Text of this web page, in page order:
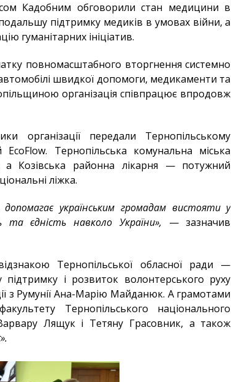
Кадобним обговорили стан медицини в
подальшу підтримку медиків в умовах війни, а
гуманітарних ініціатив.
повномасштабного вторгнення системно
швидкої допомоги, медикаменти та
організація співпрацює впродовж
організації передали Тернопільському
Тернопільська комунальна міська
Козівська районна лікарня — потужний
ліжка.
українським громадам вистояти у
та єдність навколо України», — зазначив
Тернопільської обласної ради —
і розвиток волонтерського руху
з Румунії Ана-Марію Майданюк. А грамотами
Тернопільського національного
Лящук і Тетяну Грасовник, а також